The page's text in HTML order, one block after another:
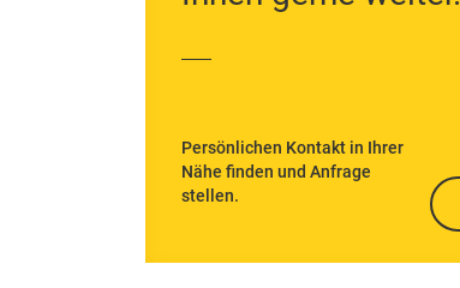
mung
Untersparrendäm
Persönlichen Kontakt in Ihrer
Nähe finden und Anfrage
stellen.